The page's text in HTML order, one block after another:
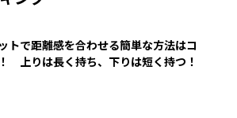
トで距離感を合わせる簡単な方法はコ
上りは長く持ち、下りは短く持つ！